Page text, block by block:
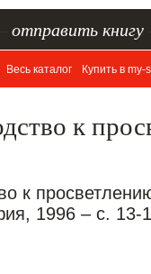
отправить книгу
Весь каталог Купить в my-
к
к
1996 – c. 13-